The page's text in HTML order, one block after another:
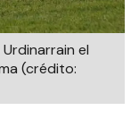
el
(crédito: